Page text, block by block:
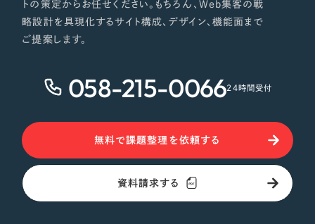
トの策定からお任せください。もちろん、Web集客の戦
略設計を具現化するサイト構成、デザイン、機能面まで
ご提案します。
058-215-006624時間受付
無料で課題整理を依頼する
資料請求する